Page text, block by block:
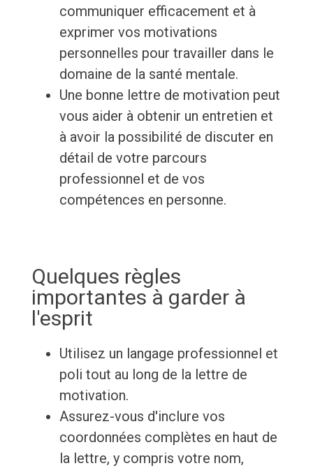
communiquer efficacement et à
exprimer vos motivations
personnelles pour travailler dans le
domaine de la santé mentale.
Une bonne lettre de motivation peut
vous aider à obtenir un entretien et
à avoir la possibilité de discuter en
détail de votre parcours
professionnel et de vos
compétences en personne.
Quelques règles
importantes à garder à
l'esprit
Utilisez un langage professionnel et
poli tout au long de la lettre de
motivation.
Assurez-vous d'inclure vos
coordonnées complètes en haut de
la lettre, y compris votre nom,